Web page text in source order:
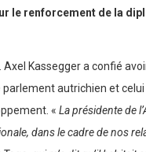
le renforcement de la
Axel Kassegger a confié
autrichien et
« La présidente de
dans le cadre de nos